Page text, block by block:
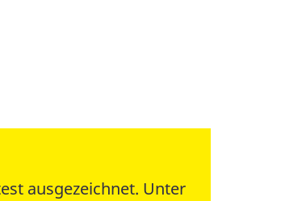
ausgezeichnet. Unter